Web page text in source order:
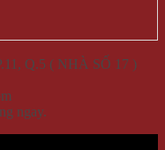
Q.5 ( NHÀ SỐ 17 )
ngay.